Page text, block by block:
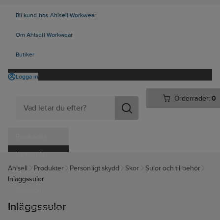
Bli kund hos Ahlsell Workwear
Om Ahlsell Workwear
Butiker
Logga in
Orderrader:0
Kampanjer
Tjänster
Handla hos oss
Ahlsell Produkter Personligt skydd Skor
Sulor och tillbehör
Inläggssulor
Inläggssulor